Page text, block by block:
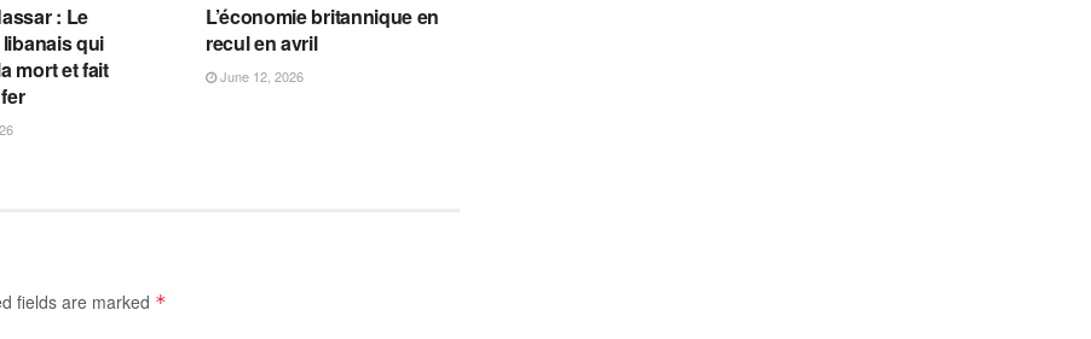
: Le
qui
mort et fait
L’économie britannique en
recul en avril
June 12, 2026
fields are marked *